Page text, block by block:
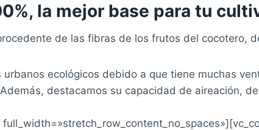
la mejor base para tu
de las fibras de los frutos del cocotero,
ecológicos debido a que tiene muchas
destacamos su capacidad de aireación,